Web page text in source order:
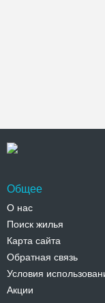
Общее
О нас
Поиск жилья
Карта сайта
Обратная связь
Условия
Акции